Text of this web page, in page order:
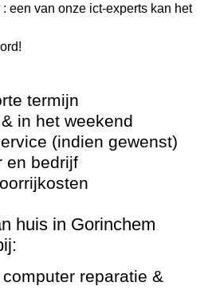
een van onze ict-experts kan het
termijn
in het weekend
(indien gewenst)
en bedrijf
huis in Gorinchem
reparatie &